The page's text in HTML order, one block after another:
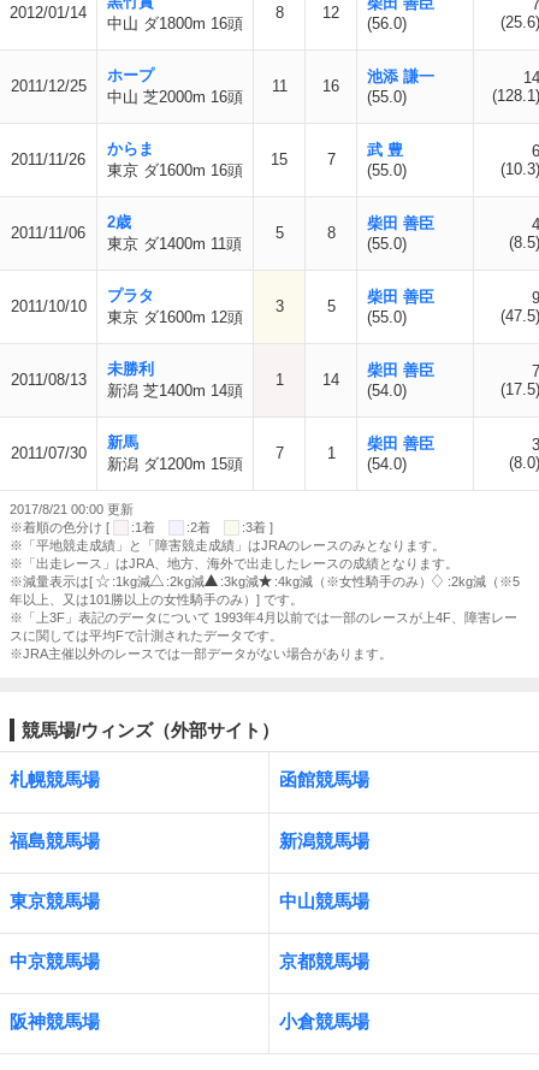
2012/01/14
中山 ダ1800m 16頭
8 12
(56.0)
7
(25.6)
2011/12/25
ホープ
中山 芝2000m 16頭
11 16
池添 謙一
(55.0)
14
(128.1)
2011/11/26
からま
東京 ダ1600m 16頭
15 7
武 豊
(55.0)
6
(10.3)
2011/11/06
2歳
東京 ダ1400m 11頭
5 8
柴田 善臣
(55.0)
4
(8.5)
2011/10/10
プラタ
東京 ダ1600m 12頭
3 5
柴田 善臣
(55.0)
9
(47.5)
2011/08/13
未勝利
新潟 芝1400m 14頭
1 14
柴田 善臣
(54.0)
7
(17.5)
2011/07/30
新馬
新潟 ダ1200m 15頭
7 1
柴田 善臣
(54.0)
3
(8.0)
2017/8/21 00:00 更新
※着順の色分け [
:1着 :2着
:3着 ]
※「平地競走成績」と「障害競走成績」はJRAのレースのみとなります。
※「出走レース」はJRA、地方、海外で出走したレースの成績となります。
※減量表示は[
:1kg減 :2kg減 :3kg減 :4kg減（※女性騎手のみ）
:2kg減（※5
年以上、又は101勝以上の女性騎手のみ）] です。
※「上3F」表記のデータについて 1993年4月以前では一部のレースが上4F、障害レー
スに関しては平均Fで計測されたデータです。
※JRA主催以外のレースでは一部データがない場合があります。
競馬場/ウィンズ（外部サイト）
札幌競馬場 函館競馬場
福島競馬場 新潟競馬場
東京競馬場 中山競馬場
中京競馬場 京都競馬場
阪神競馬場 小倉競馬場